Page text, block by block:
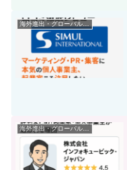
海外進出・グローバル起業支援